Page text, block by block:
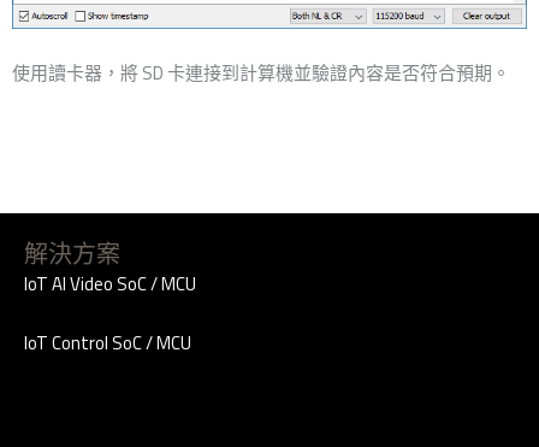
使用讀卡器，將 SD 卡連接到計算機並驗證內容是否符合預期。
解決方案
IoT AI Video SoC / MCU
IoT Control SoC / MCU